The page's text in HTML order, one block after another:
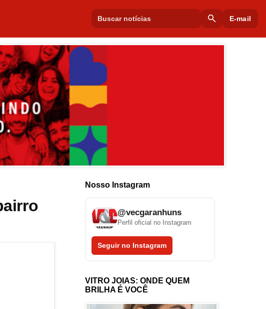
search E-mail
Nosso Instagram
@vecgaranhuns
Perfil oficial no Instagram
Seguir no Instagram
VITRO JOIAS: ONDE QUEM
BRILHA É VOCÊ